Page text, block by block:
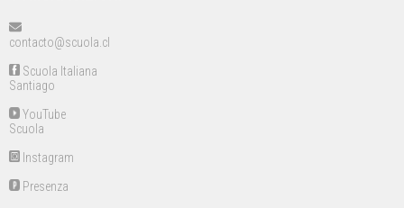
contacto@scuola.cl
Scuola Italiana
Santiago
YouTube
Scuola
Instagram
Presenza